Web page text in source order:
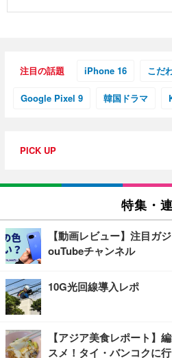
注目の話題 iPhone 16 こだ
Google Pixel 9 韓国ドラマ
PICK UP
特集・
【動画レビュー】注目ガ
ouTubeチャンネル
10G光回線導入レポ
【アジア美食レポート】
スメ！タイ・バンコクに